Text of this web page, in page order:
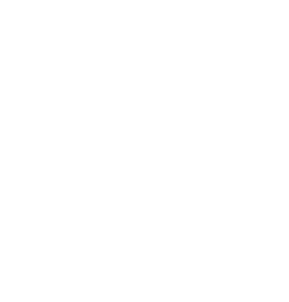
供させていただ
了承ください。
をご了承くださ
御機器販売店・
得ず変更すること
1000ppm以下、
) : 1000ppm、
1000ppm、
制貨物等」とい
許可)を取得する
要な手段を講じ
これらの製造装
に通知します。